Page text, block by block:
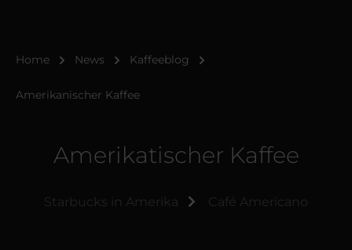
Home News Kaffeeblog
Amerikanischer Kaffee
Amerikatischer Kaffee
Starbucks in Amerika Café Americano